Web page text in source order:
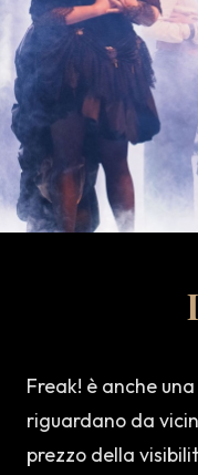
Freak! è anche
riguardano da
prezzo della